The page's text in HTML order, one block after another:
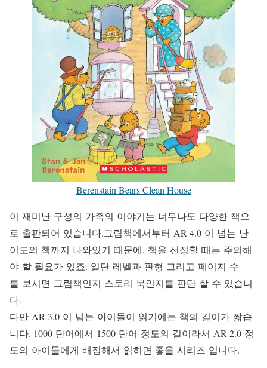
Berenstain Bears Clean House
이 재미난 구성의 가족의 이야기는 너무나도 다양한 책으
로 출판되어 있습니다.그림책에서부터 AR 4.0 이 넘는 난
이도의 책까지 나와있기 때문에, 책을 선정할 때는 주의해
야 할 필요가 있죠. 일단 레벨과 판형 그리고 페이지 수
를 보시면 그림책인지 스토리 북인지를 판단 할 수 있습니
다.
다만 AR 3.0 이 넘는 아이들이 읽기에는 책의 길이가 짧습
니다. 1000 단어에서 1500 단어 정도의 길이라서 AR 2.0 정
도의 아이들에게 배정해서 읽히면 좋을 시리즈 입니다.